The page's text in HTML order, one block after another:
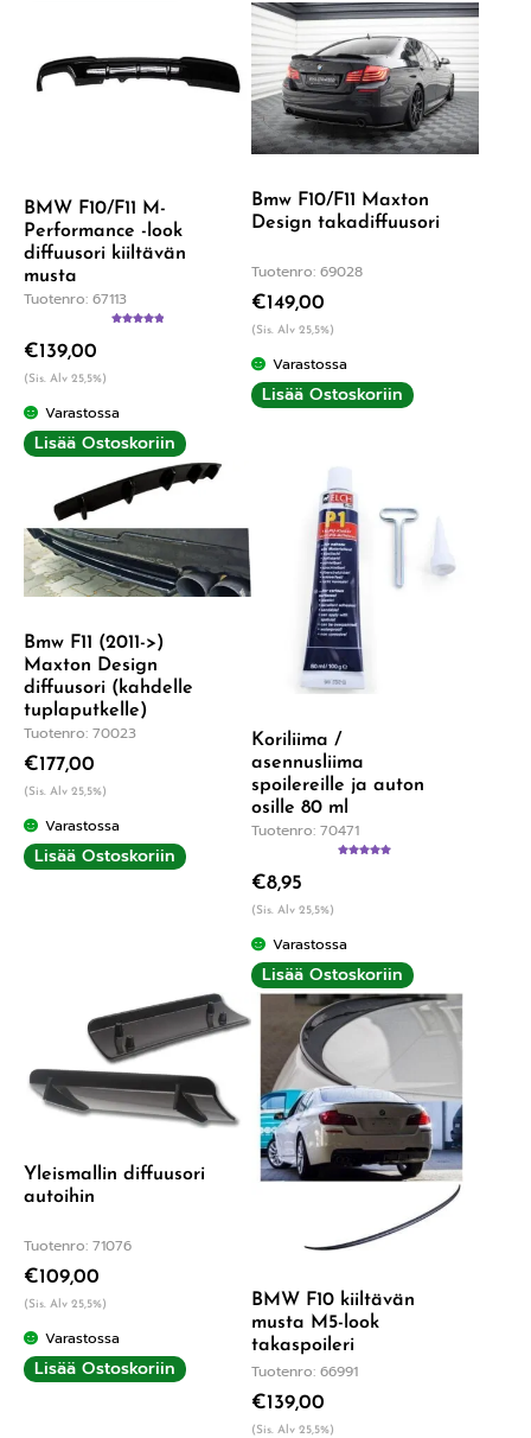
BMW F10/F11 M-
Performance -look
diffuusori kiiltävän
musta
Tuotenro: 67113
€139,00
(Sis. Alv 25,5%)
Varastossa
Lisää Ostoskoriin
Bmw F10/F11 Maxton
Design takadiffuusori
Tuotenro: 69028
€149,00
(Sis. Alv 25,5%)
Varastossa
Lisää Ostoskoriin
Bmw F11 (2011->)
Maxton Design
diffuusori (kahdelle
tuplaputkelle)
Tuotenro: 70023
€177,00
(Sis. Alv 25,5%)
Varastossa
Lisää Ostoskoriin
Koriliima /
asennusliima
spoilereille ja auton
osille 80 ml
Tuotenro: 70471
€8,95
(Sis. Alv 25,5%)
Varastossa
Lisää Ostoskoriin
Yleismallin diffuusori
autoihin
Tuotenro: 71076
€109,00
(Sis. Alv 25,5%)
Varastossa
Lisää Ostoskoriin
BMW F10 kiiltävän
musta M5-look
takaspoileri
Tuotenro: 66991
€139,00
(Sis. Alv 25,5%)